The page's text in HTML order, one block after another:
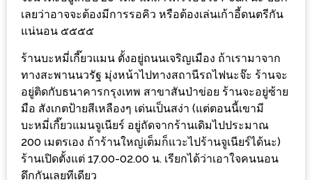
FESTIVAL
10
ร้าน
พ่อ
ค้า
แซ่บ
แม่ค้า
สวย
ร้าน
เลยว่าอาจจะต้องมีการรอคิว หรือต้องเล่นเก้าอี้ดนตรีกัน
แน่นอน ๕๕๕๕
ร้านบะหมี่เกี๊ยวแมน ตั้งอยู่ถนนเจริญเมือง ถ้าเรามาจาก
ทางสะพานนวรัฐ มุ่งหน้าไปทางสถานีรถไฟนะจ๊ะ ร้านจะ
อยู่ติดกับธนาคารกรุงเทพ สาขาสันป่าข่อย ร้านจะอยู่ซ้าย
มือ สังเกตป้ายสีเหลืองๆ เด่นเป็นสง่า (แต่ตอนนี้เขามี
บะหมี่เกี๊ยวแมนจูเนียร์ อยู่ถัดจากร้านเดิมไปประมาณ
200 เมตรเอง ถ้าร้านใหญ่เต็มก็แวะไปร้านจูเนียร์ได้นะ)
ร้านเปิดตั้งแต่ 17.00-02.00 น. เรียกได้ว่าเอาใจคนนอน
ดึกกันเลยทีเดียว